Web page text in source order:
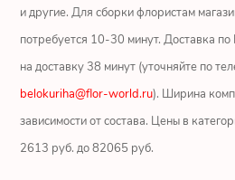
Герберы
Показать еще
и другие. Для сборки флористам
потребуется 10-30 минут. Доставка
на доставку 38 минут (уточняйте по
belokuriha@flor-world.ru). Ширина
зависимости от состава. Цены в
2613 руб. до 82065 руб.